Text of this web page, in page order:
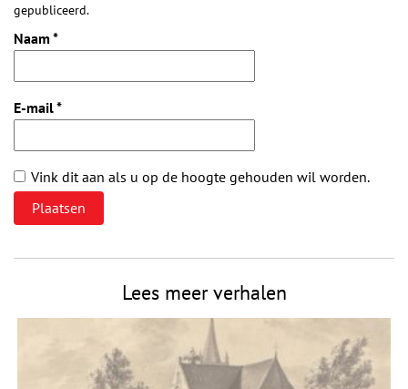
gepubliceerd.
Naam *
E-mail*
Vink dit aan als u op de hoogte gehouden wil worden.
Lees meer verhalen